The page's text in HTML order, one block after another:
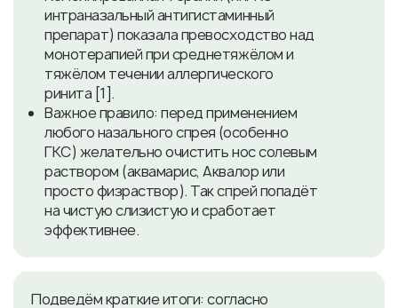
интраназальный антигистаминный
препарат) показала превосходство над
монотерапией при среднетяжёлом и
тяжёлом течении аллергического
ринита [1].
Важное правило: перед применением
любого назального спрея (особенно
ГКС) желательно очистить нос солевым
раствором (аквамарис, Аквалор или
просто физраствор). Так спрей попадёт
на чистую слизистую и сработает
эффективнее.
Подведём краткие итоги: согласно